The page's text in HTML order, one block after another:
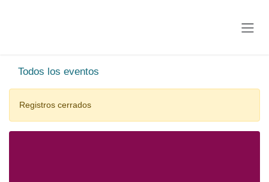
Todos los eventos
Registros cerrados